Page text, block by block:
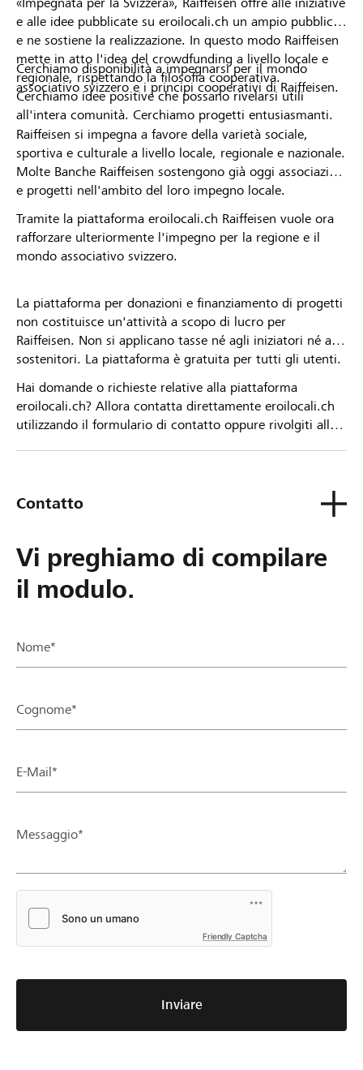
e alle idee pubblicate su eroilocali.ch un ampio pubblico
e ne sostiene la realizzazione. In questo modo Raiffeisen
mette in atto l'idea del crowdfunding a livello locale e
regionale, rispettando la filosofia cooperativa.
Cerchiamo idee positive che possano rivelarsi utili
all'intera comunità. Cerchiamo progetti entusiasmanti.
Cerchiamo disponibilità a impegnarsi per il mondo
associativo svizzero e i principi cooperativi di Raiffeisen.
Raiffeisen si impegna a favore della varietà sociale,
sportiva e culturale a livello locale, regionale e nazionale.
Molte Banche Raiffeisen sostengono già oggi associazioni
e progetti nell'ambito del loro impegno locale.
Tramite la piattaforma eroilocali.ch Raiffeisen vuole ora
rafforzare ulteriormente l'impegno per la regione e il
mondo associativo svizzero.
La piattaforma per donazioni e finanziamento di progetti
non costituisce un'attività a scopo di lucro per
Raiffeisen. Non si applicano tasse né agli iniziatori né ai
sostenitori. La piattaforma è gratuita per tutti gli utenti.
Hai domande o richieste relative alla piattaforma
eroilocali.ch? Allora contatta direttamente eroilocali.ch
utilizzando il formulario di contatto oppure rivolgiti alla
Contatto
Vi preghiamo di compilare
il modulo.
Nome*
Cognome*
E-Mail*
Messaggio*
Friendly Captcha
Inviare